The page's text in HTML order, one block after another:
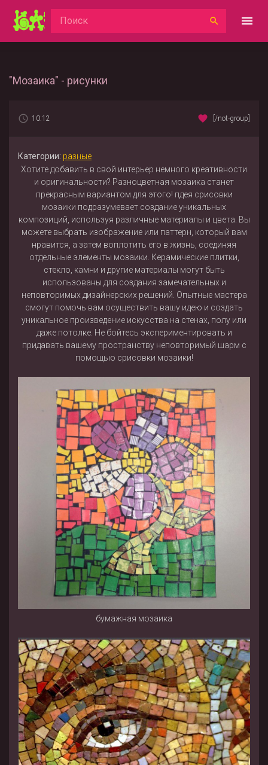
"Мозаика" - рисунки
10:12 [/not-group]
Категории: разные
Хотите добавить в свой интерьер немного креативности
и оригинальности? Разноцветная мозаика станет
прекрасным вариантом для этого! пдея срисовки
мозаики подразумевает создание уникальных
композиций, используя различные материалы и цвета. Вы
можете выбрать изображение или паттерн, который вам
нравится, а затем воплотить его в жизнь, соединяя
отдельные элементы мозаики. Керамические плитки,
стекло, камни и другие материалы могут быть
использованы для создания замечательных и
неповторимых дизайнерских решений. Опытные мастера
смогут помочь вам осуществить вашу идею и создать
уникальное произведение искусства на стенах, полу или
даже потолке. Не бойтесь экспериментировать и
придавать вашему пространству неповторимый шарм с
помощью срисовки мозаики!
бумажная мозаика